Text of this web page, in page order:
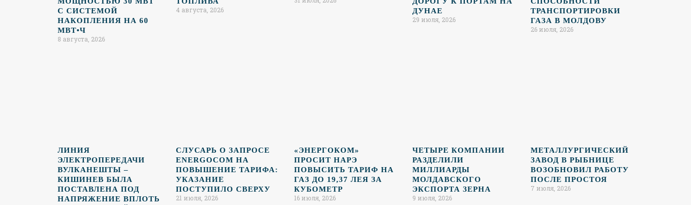
С СИСТЕМОЙ
НАКОПЛЕНИЯ НА 60
МВТ•Ч
8 августа, 2026
4 августа, 2026
ДУНАЕ
29 июля, 2026
ТРАНСПОРТИРОВКИ
ГАЗА В МОЛДОВУ
26 июля, 2026
ЛИНИЯ
ЭЛЕКТРОПЕРЕДАЧИ
ВУЛКАНЕШТЫ –
КИШИНЕВ БЫЛА
ПОСТАВЛЕНА ПОД
НАПРЯЖЕНИЕ ВПЛОТЬ
СЛУСАРЬ О ЗАПРОСЕ
ENERGOCOM НА
ПОВЫШЕНИЕ ТАРИФА:
УКАЗАНИЕ
ПОСТУПИЛО СВЕРХУ
21 июля, 2026
«ЭНЕРГОКОМ»
ПРОСИТ НАРЭ
ПОВЫСИТЬ ТАРИФ НА
ГАЗ ДО 19,37 ЛЕЯ ЗА
КУБОМЕТР
16 июля, 2026
ЧЕТЫРЕ КОМПАНИИ
РАЗДЕЛИЛИ
МИЛЛИАРДЫ
МОЛДАВСКОГО
ЭКСПОРТА ЗЕРНА
9 июля, 2026
МЕТАЛЛУРГИЧЕСКИЙ
ЗАВОД В РЫБНИЦЕ
ВОЗОБНОВИЛ РАБОТУ
ПОСЛЕ ПРОСТОЯ
7 июля, 2026